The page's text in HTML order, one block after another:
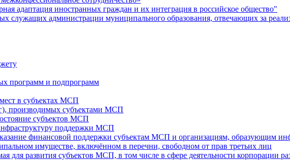
адаптация иностранных граждан и их интеграция в российское общество"
служащих администрации муниципального образования, отвечающих за
программ и подпрограмм
в субъектах МСП
производимых субъектами МСП
субъектов МСП
поддержки МСП
финансовой поддержки субъектам МСП и организациям, образующим
имуществе, включённом в перечни, свободном от прав третьих лиц
для развития субъектов МСП, в том числе в сфере деятельности корпорации